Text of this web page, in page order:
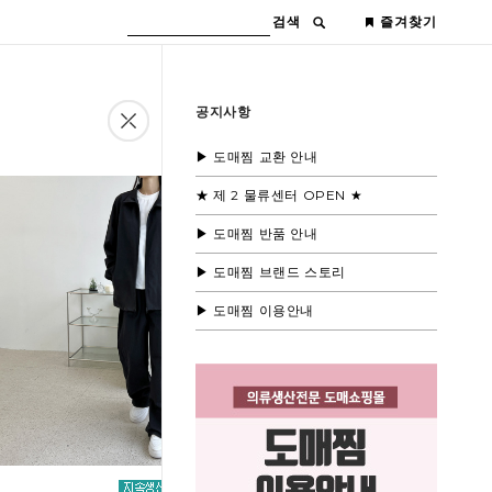
검색 즐겨찾기
공지사항
▶ 도매찜 교환 안내
★ 제 2 물류센터 OPEN ★
▶ 도매찜 반품 안내
▶ 도매찜 브랜드 스토리
▶ 도매찜 이용안내